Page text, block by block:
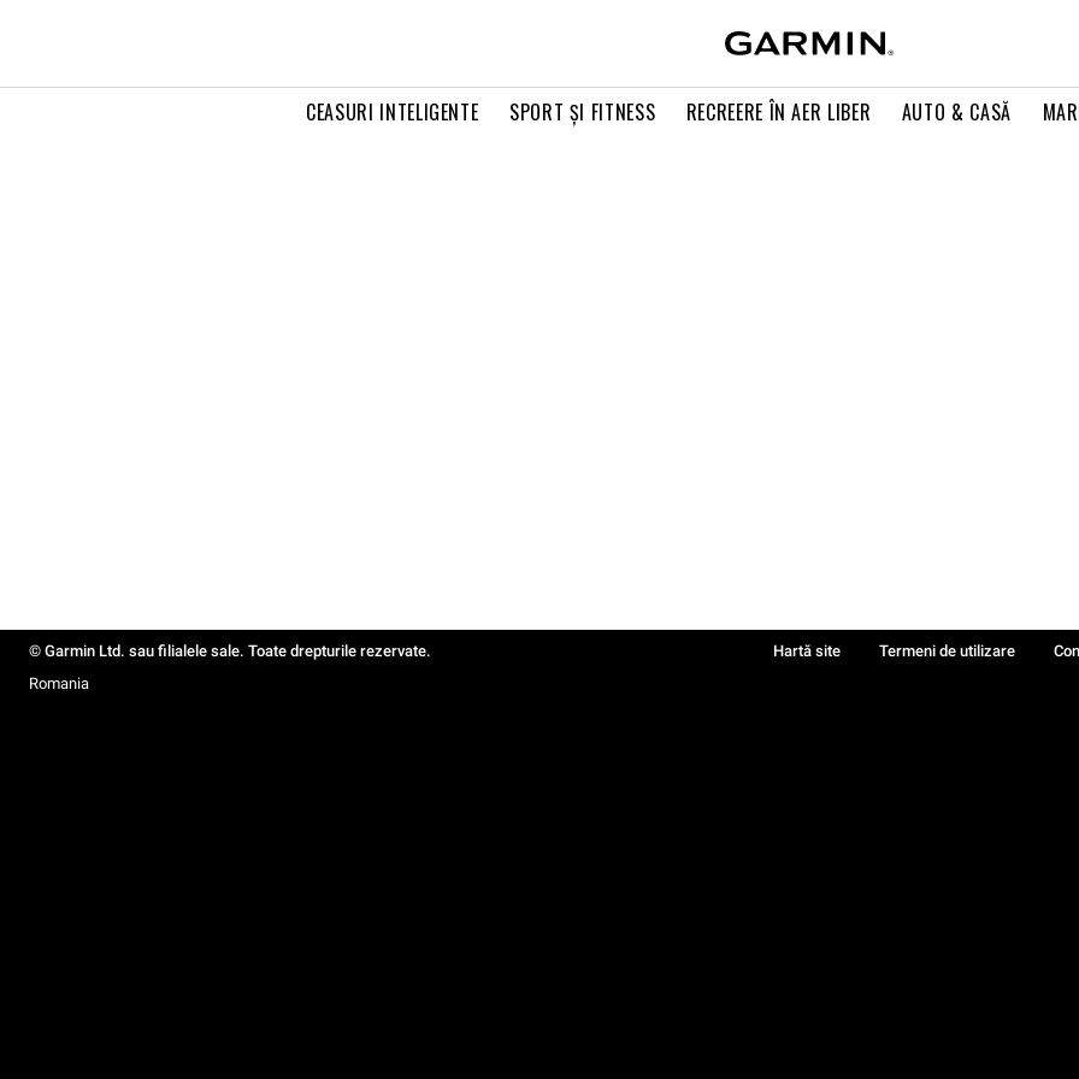
CEASURI INTELIGENTE SPORT ŞI FITNESS RECREERE ÎN AER LIBER AUTO & CASĂ
© Garmin Ltd. sau filialele sale. Toate drepturile rezervate. Hartă site Termeni de utilizare
Romania